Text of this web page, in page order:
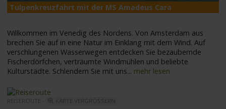
Tulpenkreuzfahrt mit der MS Amadeus Cara
Willkommen im Venedig des Nordens. Von Amsterdam aus
brechen Sie auf in eine Natur im Einklang mit dem Wind. Auf
verschlungenen Wasserwegen entdecken Sie bezaubernde
Fischerdörfchen, verträumte Windmühlen und beliebte
Kulturstädte. Schlendern Sie mit uns... mehr lesen
REISEROUTE -